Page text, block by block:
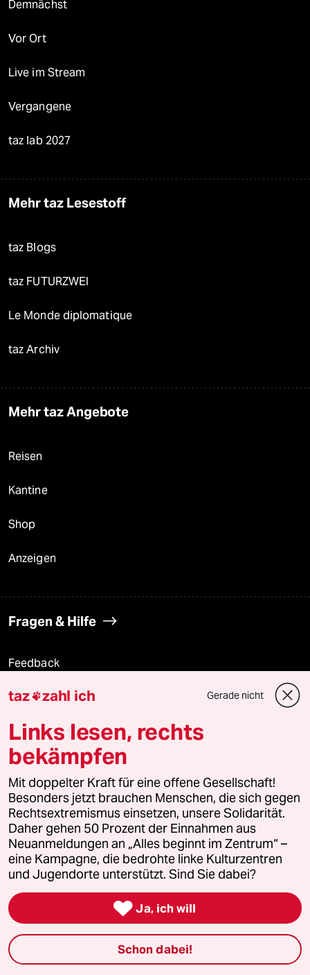
Demnächst
Vor Ort
Live im Stream
Vergangene
taz lab 2027
Mehr taz Lesestoff
taz Blogs
taz FUTURZWEI
Le Monde diplomatique
taz Archiv
Mehr taz Angebote
Reisen
Kantine
Shop
Anzeigen
Fragen & Hilfe
Feedback
Aboservice
ePaper Login
Downloads für Abonnierende
© 2026 taz Verlags und Vertriebs GmbH
Alle Rechte vorbehalten. Bei rechtlichen Fragen oder für Genehmigungen
wenden Sie sich bitte an lizenzen@taz.de
Feedback Redaktionsstatut Kommune-Richtlinien KI-
Leitlinie Informant Datenschutz Impressum AGB
Seitenwende Einwilligungen widerrufen (Ads)
taz zahl ich Gerade nicht
Links lesen, rechts
bekämpfen
Mit doppelter Kraft für eine offene Gesellschaft!
Besonders jetzt brauchen Menschen, die sich gegen
Rechtsextremismus einsetzen, unsere Solidarität.
Daher gehen 50 Prozent der Einnahmen aus
Neuanmeldungen an „Alles beginnt im Zentrum“ –
eine Kampagne, die bedrohte linke Kulturzentren
und Jugendorte unterstützt. Sind Sie dabei?
 Ja, ich will
Schon dabei!